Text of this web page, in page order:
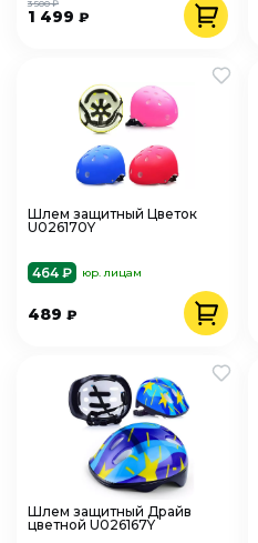
1 499 ₽
3 500 ₽
Шлем защитный Цветок
U026170Y
464 ₽ юр. лицам
489 ₽
Шлем защитный Драйв
цветной U026167Y